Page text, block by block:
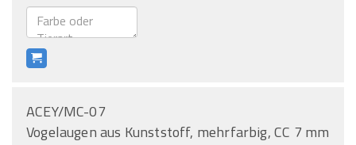
ACEY/MC-07
Vogelaugen aus Kunststoff, mehrfarbig, CC 7 mm